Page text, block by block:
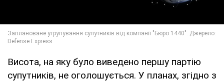
Висота, на яку було виведено першу партію
супутників, не оголошується. У планах, згідно з